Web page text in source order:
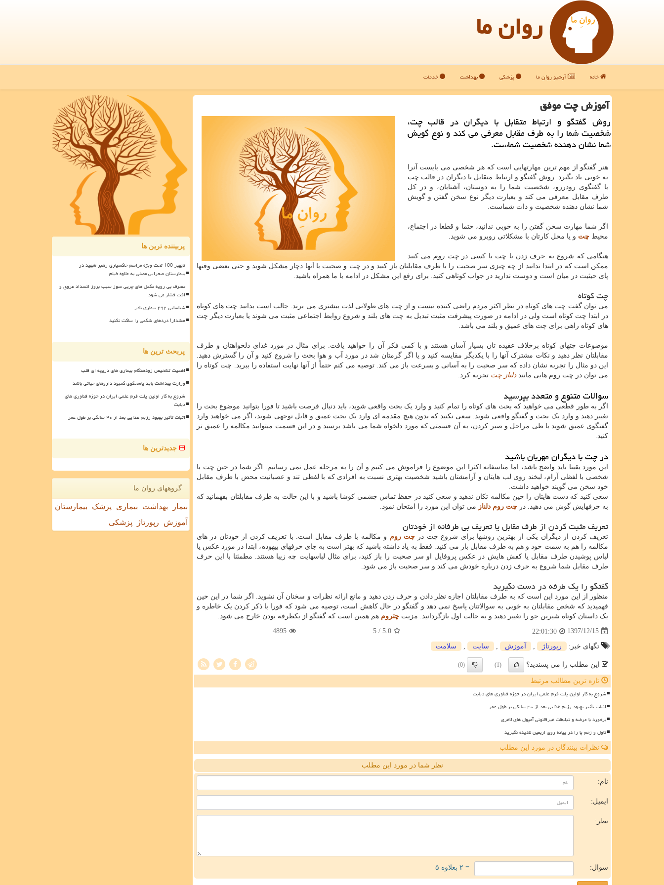
روان ما
خانه آرشیو روان ما پزشکی بهداشت خدمات
آموزش چت موفق
روش گفتگو و ارتباط متقابل با دیگران در قالب چت،
شخصیت شما را به طرف مقابل معرفی می كند و نوع گویش
شما نشان دهنده شخصیت شماست.
هنر گفتگو از مهم ترین مهارتهایی است که هر شخصی می بایست آنرا
به خوبی یاد بگیرد. روش گفتگو و ارتباط متقابل با دیگران در قالب چت
یا گفتگوی رودررو، شخصیت شما را به دوستان، آشنایان، و در کل
طرف مقابل معرفی می کند و بعبارت دیگر نوع سخن گفتن و گویش
شما نشان دهنده شخصیت و ذات شماست.
اگر شما مهارت سخن گفتن را به خوبی ندانید، حتما و قطعا در اجتماع،
محیط چت و یا محل کارتان با مشکلاتی روبرو می شوید.
هنگامی که شروع به حرف زدن یا چت با کسی درچت روم می کنید
ممکن است که در ابتدا ندانید از چه چیزی سر صحبت را با طرف مقابلتان باز کنید و در چت و صحبت با آنها دچار مشکل شوید و حتی بعضی وقتها
پای حیثیت در میان است و دوست ندارید در جواب کوتاهی کنید. برای رفع این مشکل در ادامه با ما همراه باشید.
چت کوتاه
می توان گفت چت های کوتاه در نظر اکثر مردم راضی کننده نیست و از چت های طولانی لذت بیشتری می برند. جالب است بدانید چت های کوتاه
در ابتدا چت کوتاه است ولی در ادامه در صورت پیشرفت مثبت تبدیل به چت های بلند و شروع روابط اجتماعی مثبت می شوند یا بعبارت دیگر چت
های کوتاه راهی برای چت های عمیق و بلند می باشد.
موضوعات چتهای کوتاه برخلاف عقیده تان بسیار آسان هستند و با کمی فکر آن را خواهید یافت. برای مثال در مورد غذای دلخواهتان و طرف
مقابلتان نظر دهید و نکات مشترک آنها را با یکدیگر مقایسه کنید و یا اگر گرمتان شد در مورد آب و هوا بحث را شروع کنید و آن را گسترش دهید.
این دو مثال را تجربه نشان داده که سر صحبت را به آسانی و بسرعت باز می کند. توصیه می کنم حتماً از آنها نهایت استفاده را ببرید. چت کوتاه را
می توان در چت روم هایی ماننددلناز چت تجربه کرد.
سوالات متنوع و متعدد بپرسید
اگر به طور قطعی می خواهید که بحث های کوتاه را تمام کنید و وارد یک بحث واقعی شوید، باید دنبال فرصت باشید تا فورا بتوانید موضوع بحث را
تغییر دهید و وارد یک بحث و گفتگو واقعی شوید. سعی نکنید که بدون هیچ مقدمه ای وارد یک بحث عمیق و قابل توجهی شوید، اگر می خواهید وارد
گفتگوی عمیق شوید با طی مراحل و صبر کردن، به آن قسمتی که مورد دلخواه شما می باشد برسید و در این قسمت میتوانید مکالمه را عمیق تر
کنید.
در چت با دیگران مهربان باشید
این مورد یقینا باید واضح باشد، اما متاسفانه اکثرا این موضوع را فراموش می کنیم و آن را به مرحله عمل نمی رسانیم. اگر شما در حین چت با
شخصی با لفظی آرام، لبخند روی لب هایتان و آرامشتان باشید شخصیت بهتری نسبت به افرادی که با لفظی تند و عصبانیت محض با طرف مقابل
خود سخن می گویند خواهید داشت.
سعی کنید که دست هایتان را حین مکالمه تکان ندهید و سعی کنید در حفظ تماس چشمی کوشا باشید و با این حالت به طرف مقابلتان بفهمانید که
به حرفهایش گوش می دهید. در چت روم دلناز می توان این مورد را امتحان نمود.
تعریف مثبت کردن از طرف مقابل یا تعریف بی طرفانه از خودتان
تعریف کردن از دیگران یکی از بهترین روشها برای شروع چت درچت روم و مکالمه با طرف مقابل است. با تعریف کردن از خودتان در های
مکالمه را هم به سمت خود و هم به طرف مقابل باز می کنید. فقط به یاد داشته باشید که بهتر است به جای حرفهای بیهوده، ابتدا در مورد عکس یا
لباس پوشیدن طرف مقابل یا کفش هایش در عکس پروفایل او سر صحبت را باز کنید، برای مثال لباسهایت چه زیبا هستند. مطمئنا با این حرف
طرف مقابل شما شروع به حرف زدن درباره خودش می کند و سر صحبت باز می شود.
گفتگو را یک طرفه در دست نگیرید
منظور از این مورد این است که به طرف مقابلتان اجازه نظر دادن و حرف زدن دهید و مانع ارائه نظرات و سخنان آن نشوید. اگر شما در این حین
فهمیدید که شخص مقابلتان به خوبی به سوالاتتان پاسخ نمی دهد و گفتگو در حال کاهش است، توصیه می شود که فورا با ذکر کردن یک خاطره و
یک داستان کوتاه شیرین جو را تغییر دهید و به حالت اول بازگردانید. مزیت چتروم هم همین است که گفتگو از یکطرفه بودن خارج می شود.
1397/12/15
22:01:30
5.0
/ 5
4895
تگهای خبر: رپورتاژ آموزش سایت سلامت
این مطلب را می پسندید؟ (1)
(0)
تازه ترین مطالب مرتبط
شروع به کار اولین پلت فرم علمی ایران در حوزه فناوری های دیابت
اثبات تأثیر بهبود رژیم غذایی بعد از ۴۰ سالگی بر طول عمر
برخورد با عرضه و تبلیغات غیرقانونی آمپول های لاغری
تاول و زخم پا را در پیاده روی اربعین نادیده نگیرید
نظرات بینندگان در مورد این مطلب
نظر شما در مورد این مطلب
نام:
ایمیل:
نظر:
سوال: = ۲ بعلاوه ۵
پربیننده ترین ها
تجهیز 100 تخت ویژه مراسم خاکسپاری رهبر شهید در
بیمارستان صحرایی مصلی به علاوه فیلم
مصرف بی رویه مکمل های چربی سوز سبب بروز انسداد عروق و
افت فشار می شود
شناسایی ۴۹۲ بیماری نادر
هشدار! دردهای شکمی را ساکت نکنید
پربحث ترین ها
اهمیت تشخیص زودهنگام بیماری های دریچه ای قلب
وزارت بهداشت باید پاسخگوی کمبود داروهای حیاتی باشد
شروع به کار اولین پلت فرم علمی ایران در حوزه فناوری های
دیابت
اثبات تأثیر بهبود رژیم غذایی بعد از ۴۰ سالگی بر طول عمر
جدیدترین ها
گروههای روان ما
بیمار بهداشت بیماری پزشک
بیمارستان
آموزش
رپورتاژ پزشکی